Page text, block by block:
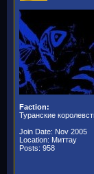
Faction:
Туранские
Join Date: Nov 2005
Location: Миттау
Posts: 958